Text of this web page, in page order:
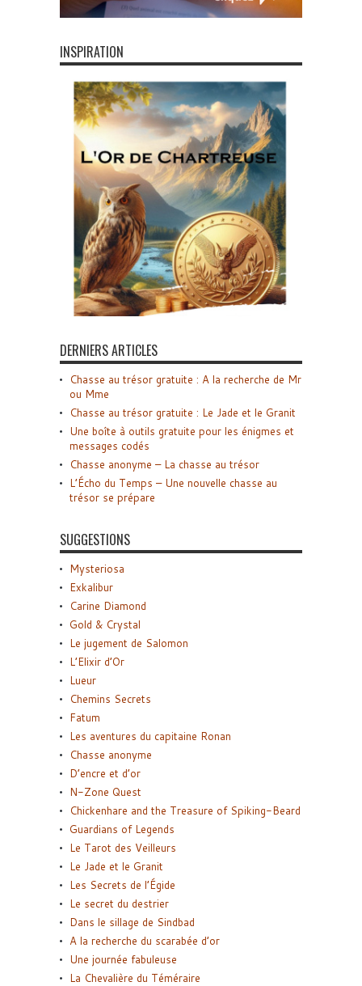
INSPIRATION
DERNIERS ARTICLES
Chasse au trésor gratuite : A la recherche de Mr
ou Mme
Chasse au trésor gratuite : Le Jade et le Granit
Une boîte à outils gratuite pour les énigmes et
messages codés
Chasse anonyme – La chasse au trésor
L’Écho du Temps – Une nouvelle chasse au
trésor se prépare
SUGGESTIONS
Mysteriosa
Exkalibur
Carine Diamond
Gold & Crystal
Le jugement de Salomon
L’Elixir d’Or
Lueur
Chemins Secrets
Fatum
Les aventures du capitaine Ronan
Chasse anonyme
D’encre et d’or
N-Zone Quest
Chickenhare and the Treasure of Spiking-Beard
Guardians of Legends
Le Tarot des Veilleurs
Le Jade et le Granit
Les Secrets de l’Égide
Le secret du destrier
Dans le sillage de Sindbad
A la recherche du scarabée d’or
Une journée fabuleuse
La Chevalière du Téméraire